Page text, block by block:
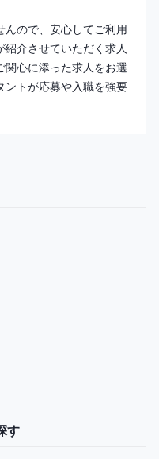
んので、安心してご利用
紹介させていただく求人
心に添った求人をお選
ントが応募や入職を強要
す